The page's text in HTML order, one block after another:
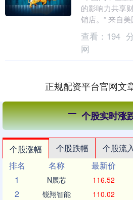
的影响力共享
销店。” 来自
(Huntsville)的
查看： 194
网
正规配资平台官网文
个股实时涨
个股涨幅 个股跌幅 个股流
排名
名称 最新价
1
N展芯 116.52
2 锐翔智能 110.02